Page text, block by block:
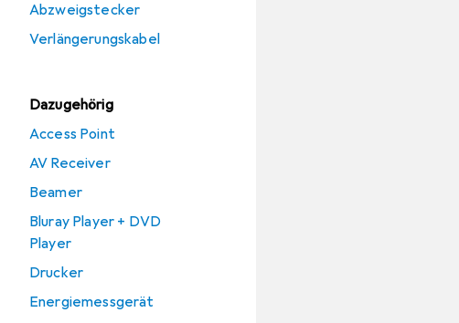
Abzweigstecker
Verlängerungskabel
Dazugehörig
Access Point
AV Receiver
Beamer
Bluray Player + DVD
Player
Drucker
Energiemessgerät